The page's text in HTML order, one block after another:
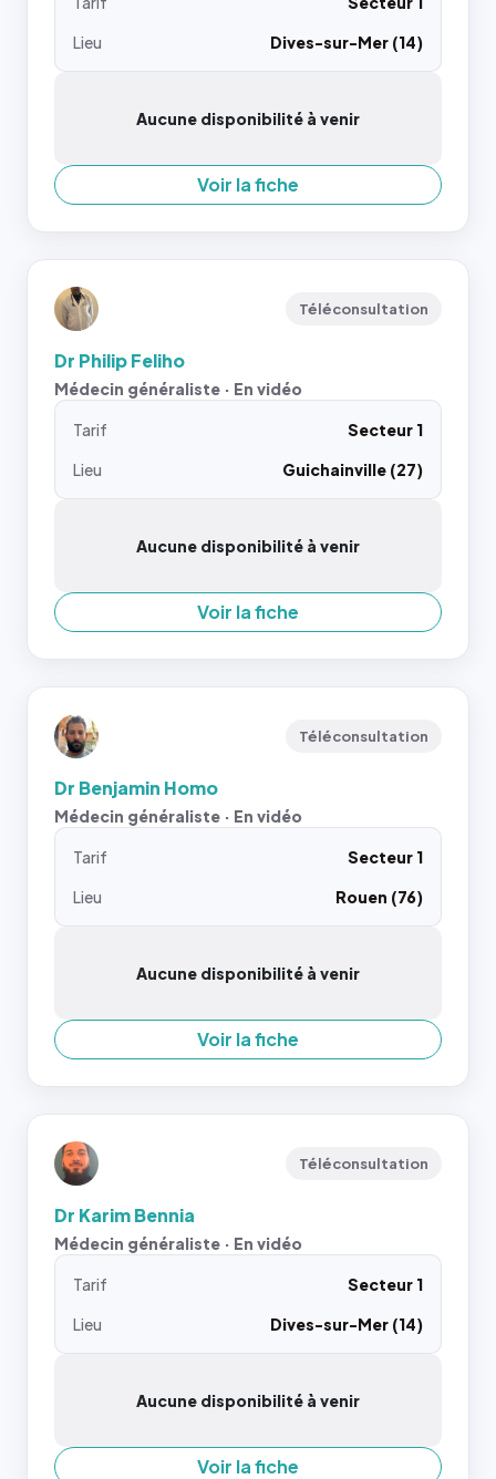
Lieu
Dives-sur-Mer (14)
Aucune disponibilité à venir
Voir la fiche
Téléconsultation
Dr Philip Feliho
Médecin généraliste · En vidéo
Tarif
Secteur 1
Lieu
Guichainville (27)
Aucune disponibilité à venir
Voir la fiche
Téléconsultation
Dr Benjamin Homo
Médecin généraliste · En vidéo
Tarif
Secteur 1
Lieu
Rouen (76)
Aucune disponibilité à venir
Voir la fiche
Téléconsultation
Dr Karim Bennia
Médecin généraliste · En vidéo
Tarif
Secteur 1
Lieu
Dives-sur-Mer (14)
Aucune disponibilité à venir
Voir la fiche